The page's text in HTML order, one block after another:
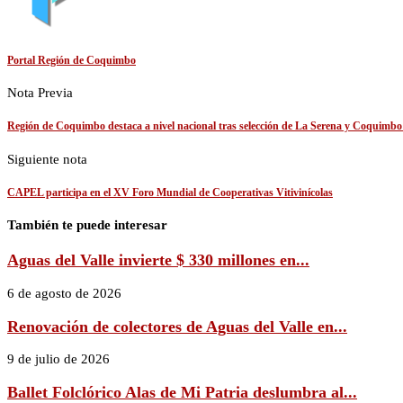
Portal Región de Coquimbo
Nota Previa
Región de Coquimbo destaca a nivel nacional tras selección de La Serena y
Siguiente nota
CAPEL participa en el XV Foro Mundial de Cooperativas Vitivinícolas
También te puede interesar
Aguas del Valle invierte $ 330 millones en...
6 de agosto de 2026
Renovación de colectores de Aguas del Valle en...
9 de julio de 2026
Ballet Folclórico Alas de Mi Patria deslumbra al...